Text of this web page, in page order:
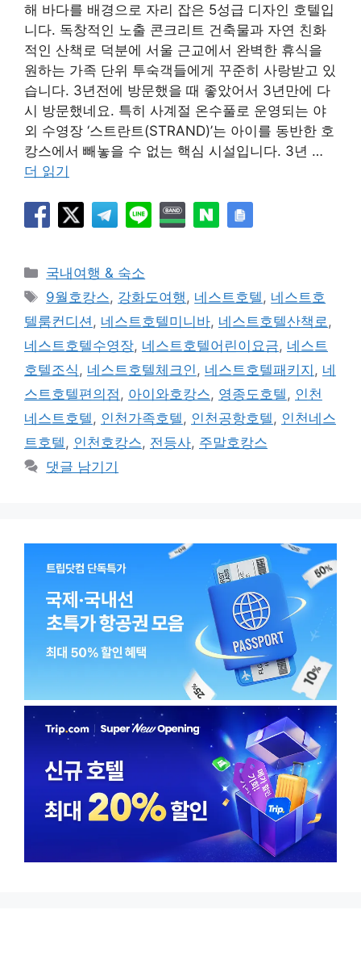
해 바다를 배경으로 자리 잡은 5성급 디자인 호텔입
니다. 독창적인 노출 콘크리트 건축물과 자연 친화
적인 산책로 덕분에 서울 근교에서 완벽한 휴식을
원하는 가족 단위 투숙객들에게 꾸준히 사랑받고 있
습니다. 3년전에 방문했을 때 좋았어서 3년만에 다
시 방문했네요. 특히 사계절 온수풀로 운영되는 야
외 수영장 ‘스트란트(STRAND)’는 아이를 동반한 호
캉스에서 빼놓을 수 없는 핵심 시설입니다. 3년 …
더 읽기
카
테
리
국내여행 & 숙소
태
그
9월호캉스, 강화도여행, 네스트호텔, 네스트호
텔룸컨디션, 네스트호텔미니바, 네스트호텔산책로,
네스트호텔수영장, 네스트호텔어린이요금, 네스트
호텔조식, 네스트호텔체크인, 네스트호텔패키지 , 네
스트호텔편의점, 아이와호캉스, 영종도호텔, 인천
네스트호텔, 인천가족호텔, 인천공항호텔, 인천네스
트호텔, 인천호캉스, 전등사, 주말호캉스
댓글 남기기